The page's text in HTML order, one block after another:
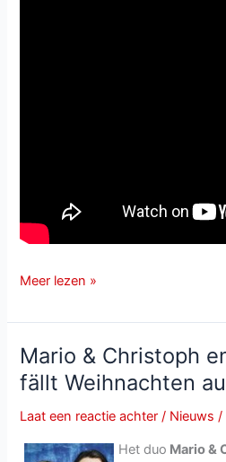
Mario
Christoph
en
de
single
Grenzenlos
Meer lezen »
Mario & Christoph
fällt Weihnachten
Laat een reactie achter / Nieuws /
Het duo Mario &